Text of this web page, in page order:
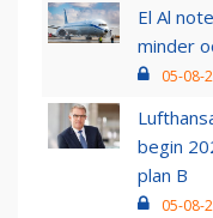
El Al
minder
05-08-
begin
plan B
05-08-